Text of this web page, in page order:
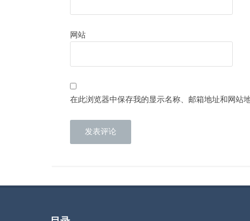
网站
在此浏览器中保存我的显示名称、邮箱地址和网站